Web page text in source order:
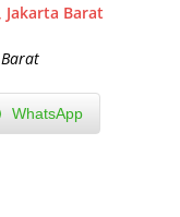
Jakarta Barat
WhatsApp